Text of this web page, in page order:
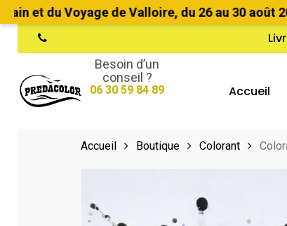
du Voyage de Valloire, du 26 au 30 août 2026 !
Skip
main
content
phone
Hit enter to search or ESC to close
Besoin d’un
conseil ?
06 30 59 84 89 Accueil
Accueil Boutique Colorant